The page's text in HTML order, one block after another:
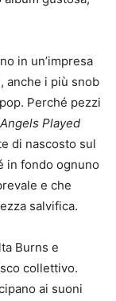
in un’impresa
anche i più snob
Perché pezzi
Played
di nascosto sul
in fondo ognuno
e che
salvifica.
Burns e
collettivo.
ai suoni